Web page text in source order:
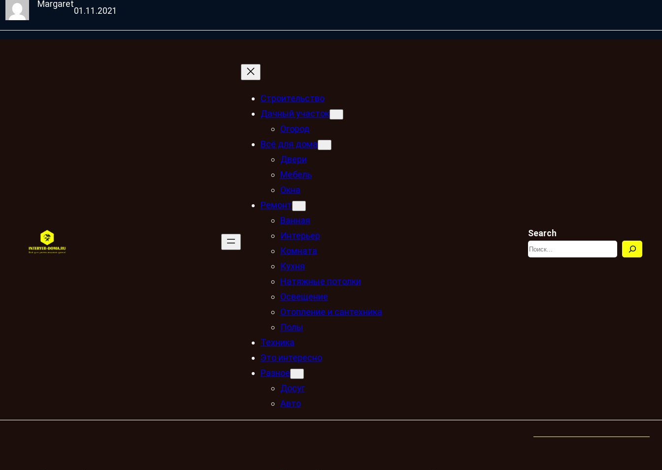
Margaret
01.11.2021
Строительство
Дачный участок
Огород
Всё для дома
Двери
Мебель
Окна
Ремонт
Ванная
Интерьер
Комната
Кухня
Натяжные потолки
Освещение
Отопление и сантехника
Полы
Техника
Это интересно
Разное
Досуг
Авто
Search